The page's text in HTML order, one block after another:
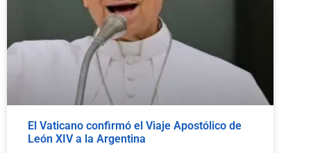
El Vaticano confirmó el Viaje Apostólico de
León XIV a la Argentina